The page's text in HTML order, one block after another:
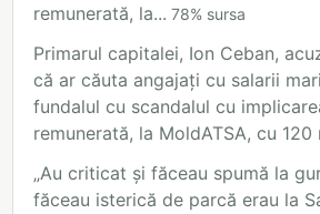
remunerată, la... 78% sursa
Primarul capitalei, Ion Ceban,
că ar căuta angajați cu salarii
fundalul cu scandalul cu
remunerată, la MoldATSA, cu 120
„Au criticat și făceau spumă la
făceau isterică de parcă erau la